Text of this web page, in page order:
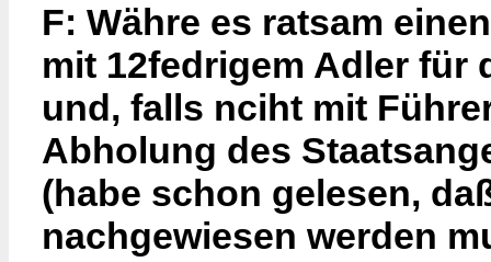
F: Währe es ratsam
mit 12fedrigem Adler für
und, falls nciht mit
Abholung des
(habe schon gelesen,
nachgewiesen werden